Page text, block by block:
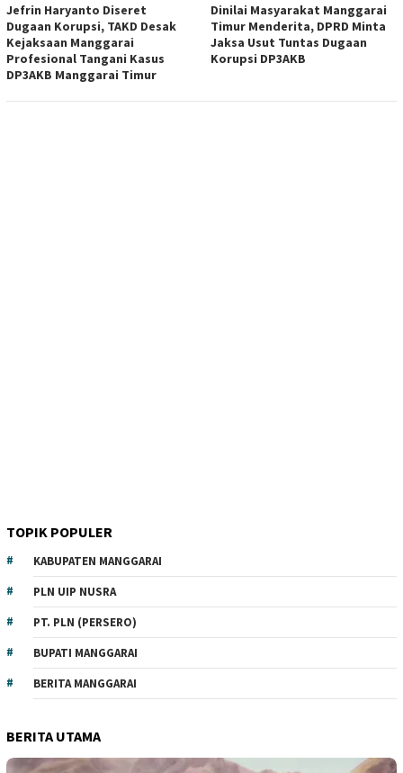
Jefrin Haryanto Diseret
Dugaan Korupsi, TAKD Desak
Kejaksaan Manggarai
Profesional Tangani Kasus
DP3AKB Manggarai Timur
Dinilai Masyarakat Manggarai
Timur Menderita, DPRD Minta
Jaksa Usut Tuntas Dugaan
Korupsi DP3AKB
TOPIK POPULER
KABUPATEN MANGGARAI
PLN UIP NUSRA
PT. PLN (PERSERO)
BUPATI MANGGARAI
BERITA MANGGARAI
BERITA UTAMA